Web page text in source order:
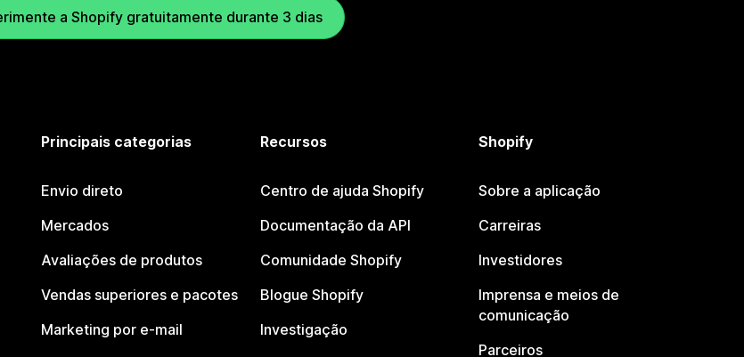
a Shopify gratuitamente durante 3 dias
Principais categorias
Envio direto
Mercados
Avaliações de produtos
Vendas superiores e pacotes
Marketing por e-mail
Recursos
Centro de ajuda Shopify
Documentação da API
Comunidade Shopify
Blogue Shopify
Investigação
Shopify
Sobre a aplicação
Carreiras
Investidores
Imprensa e meios de
comunicação
Parceiros